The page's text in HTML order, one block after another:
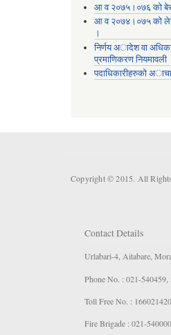
आ व २०७५।०७६ को
आ व २०७४।०७५ काे
।
निर्णय अादेश वा
प्रमाणिकरण नियमावली
पदाधिकारीहरुको
Copyright © 2015. All
Contact Details
Urlabari-4, Aitabare,
Phone No. : 021-540459,
Toll Free No. :
Fire Brigade : 021-540000